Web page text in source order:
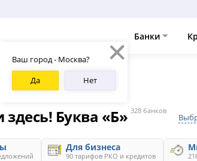
Ваш город - Москва?
Да
Нет
Банки
здесь! Буква «Б» 328 банков
Для бизнеса
90 тарифов РКО и кредитов